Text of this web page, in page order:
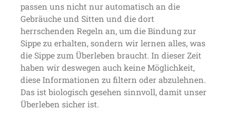
passen uns nicht nur automatisch an die
Gebräuche und Sitten und die dort
herrschenden Regeln an, um die Bindung zur
Sippe zu erhalten, sondern wir lernen alles, was
die Sippe zum Überleben braucht. In dieser Zeit
haben wir deswegen auch keine Möglichkeit,
diese Informationen zu filtern oder abzulehnen.
Das ist biologisch gesehen sinnvoll, damit unser
Überleben sicher ist.